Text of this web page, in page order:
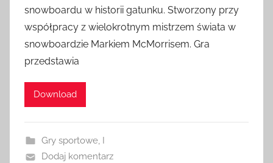
snowboardu w historii gatunku. Stworzony przy
współpracy z wielokrotnym mistrzem świata w
snowboardzie Markiem McMorrisem. Gra
przedstawia
Download
Gry sportowe, I
Dodaj komentarz